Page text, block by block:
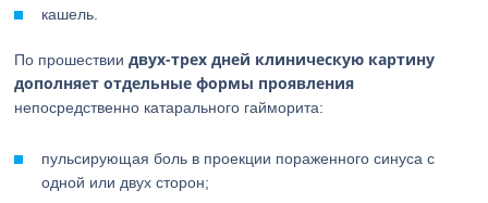
кашель.
По прошествиидвух-трех дней клиническую картину
дополняет отдельные формы проявления
непосредственно катарального гайморита:
пульсирующая боль в проекции пораженного синуса с
одной или двух сторон;